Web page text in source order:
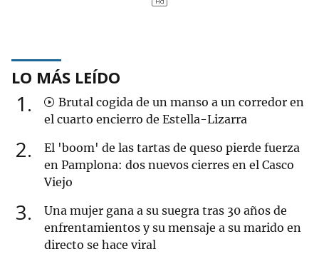
LO MÁS LEÍDO
1
Brutal cogida de un manso a un corredor en
el cuarto encierro de Estella-Lizarra
2
El 'boom' de las tartas de queso pierde fuerza
en Pamplona: dos nuevos cierres en el Casco
Viejo
3
Una mujer gana a su suegra tras 30 años de
enfrentamientos y su mensaje a su marido en
directo se hace viral